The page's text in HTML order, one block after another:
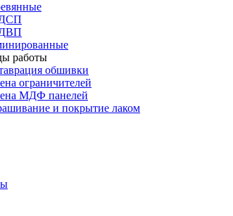
работы
обшивки
ограничителей
МДФ панелей
и покрытие лаком